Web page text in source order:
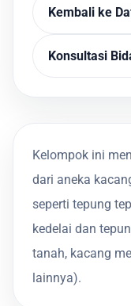
Kembali ke
Konsultasi
Kelompok ini
dari aneka
seperti tepung
kedelai dan
tanah, kacang
lainnya).